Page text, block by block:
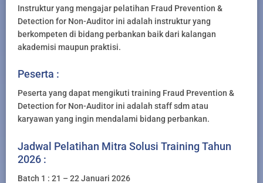
Instruktur yang mengajar pelatihan Fraud Prevention &
Detection for Non-Auditor ini adalah instruktur yang
berkompeten di bidang perbankan baik dari kalangan
akademisi maupun praktisi.
Peserta :
Peserta yang dapat mengikuti training Fraud Prevention &
Detection for Non-Auditor ini adalah staff sdm atau
karyawan yang ingin mendalami bidang perbankan.
Jadwal Pelatihan Mitra Solusi Training Tahun
2026 :
Batch 1 : 21 – 22 Januari 2026